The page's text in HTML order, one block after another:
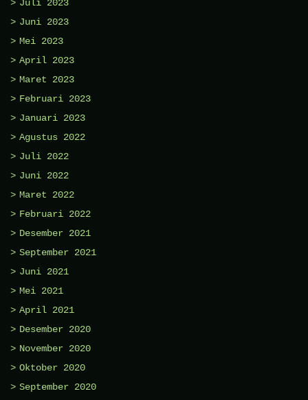
Juli 2023
Juni 2023
Mei 2023
April 2023
Maret 2023
Februari 2023
Januari 2023
Agustus 2022
Juli 2022
Juni 2022
Maret 2022
Februari 2022
Desember 2021
September 2021
Juni 2021
Mei 2021
April 2021
Desember 2020
November 2020
Oktober 2020
September 2020